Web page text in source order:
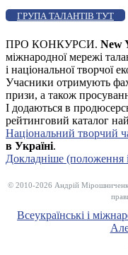
ГРУПА ТАЛАНТІВ ТУТ
ПРО КОНКУРСИ. New
міжнародної мережі
і національної творчої
Учасники отримують
призи, а також
І додаються в
рейтинговий каталог
Національний творчий
в Україні.
Докладніше (положення
© 2010-2026 Андрій
Всеукраїнські і